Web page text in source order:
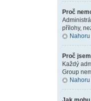
Proč
přílohy,
Nahoru
Proč
Každý
Group
Nahoru